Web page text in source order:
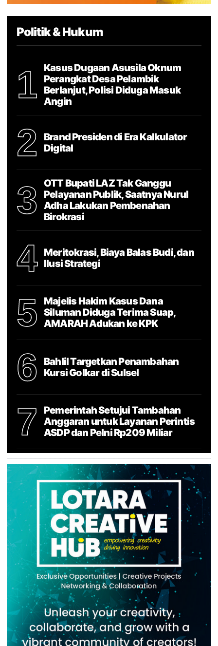
Politik & Hukum
1
Kasus Dugaan Asusila Oknum
Perangkat Desa Pelambik
Berlanjut, Polisi Diduga Masuk
Angin
2
Brand Presiden di Era Kalkulator
Digital
3
OTT Bupati LAZ Tak Ganggu
Pelayanan Publik, Saatnya Nurul
Adha Lakukan Pembenahan
Birokrasi
4
Meritokrasi, Biaya Balas Budi, dan
Ilusi Strategi
5
Majelis Hakim Kasus Dana
Siluman Diduga Terima Suap,
AMARAH Adukan ke KPK
6
Bahlil Targetkan Penambahan
Kursi Golkar di Sulsel
7
Pemerintah Setujui Tambahan
Anggaran untuk Layanan Perintis
ASDP dan Pelni Rp209 Miliar